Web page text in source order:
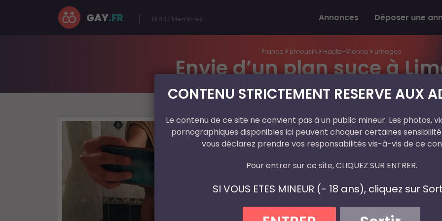
CONTENU STRICTEMENT RESERVE AUX
Le contenu de ce site ne convient pas à un public mineur. Les photos,
pornographiques disponibles ici peuvent choquer certaines
vous déclarez prendre vos responsabilités vis-à-vis de ce
Pour entrer sur ce site, CLIQUEZ SUR ENTRER.
SI VOUS ETES MINEUR (- 18 ans), cliquez sur
GAY.FR 19.847 Membres Annonces Déposer une
France Limousin Haute-Vienne Limoges
Envie d’un plan suce à
Julien En Ligne
Age
31 ans
Département
Haute-Vienne
Limoges
Téléphone
06 40 ** ** **